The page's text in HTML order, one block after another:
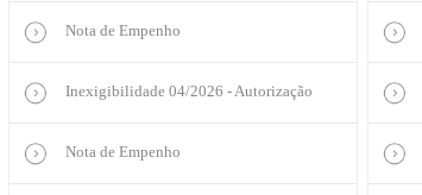
Nota de Empenho
Inexigibilidade 04/2026 - Autorização
Nota de Empenho